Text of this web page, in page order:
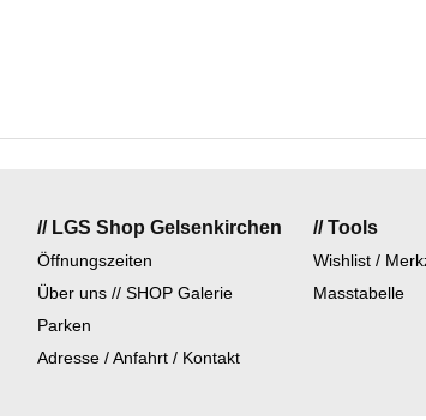
// LGS Shop Gelsenkirchen
Öffnungszeiten
Über uns // SHOP Galerie
Parken
Adresse / Anfahrt / Kontakt
// Tools
Wishlist /
Masstabelle